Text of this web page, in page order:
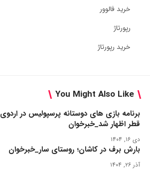
خرید فالوور
رپورتاژ
خرید رپورتاژ
You Might Also Like
برنامه بازی های دوستانه پرسپولیس در اردوی
قطر اظهار شد_خبرخوان
دی ۱۶, ۱۴۰۴
بارش برف در کاشان؛ روستای سار_خبرخوان
آذر ۲۶, ۱۴۰۴